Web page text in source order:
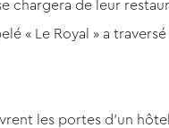
chargera de leur
« Le Royal » a
les portes d’un